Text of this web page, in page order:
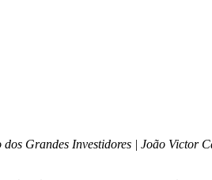
dos Grandes Investidores | João Victor